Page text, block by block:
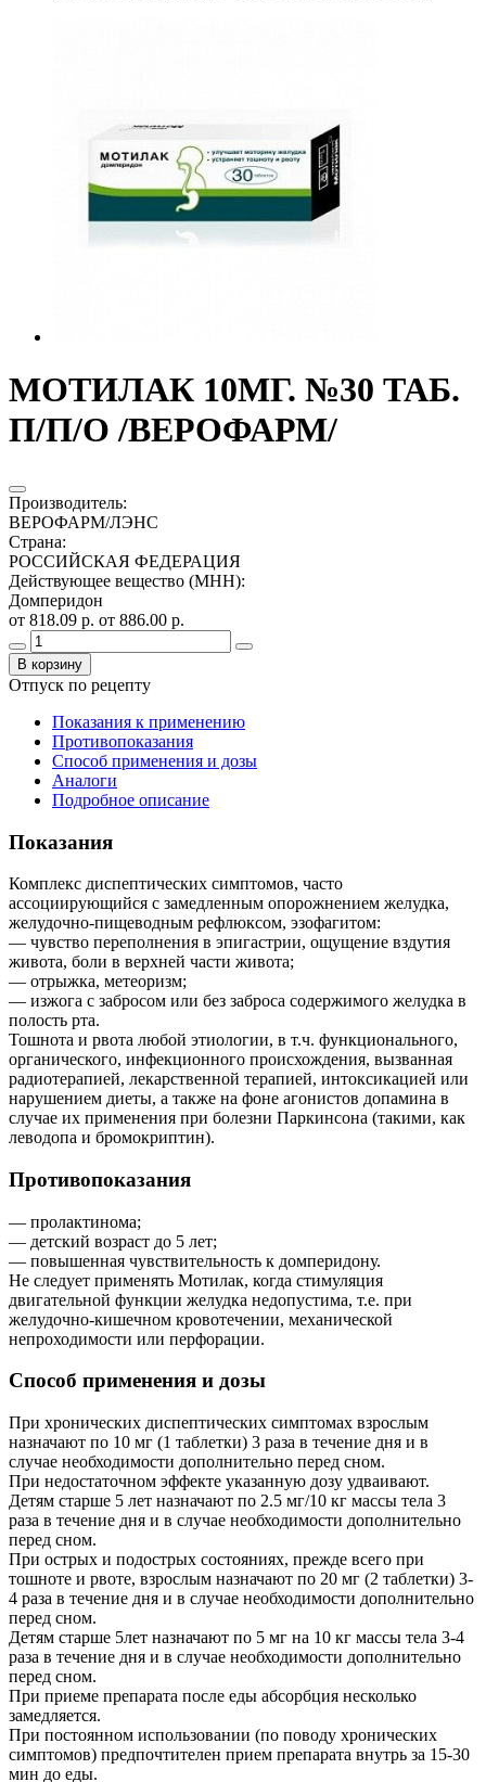
МОТИЛАК 10МГ. №30 ТАБ.
П/П/О /ВЕРОФАРМ/
Производитель:
ВЕРОФАРМ/ЛЭНС
Страна:
РОССИЙСКАЯ ФЕДЕРАЦИЯ
Действующее вещество (МНН):
Домперидон
от 818.09 р. от 886.00 р.
В корзину
Отпуск по рецепту
Показания к применению
Противопоказания
Способ применения и дозы
Аналоги
Подробное описание
Показания
Комплекс диспептических симптомов, часто
ассоциирующийся с замедленным опорожнением желудка,
желудочно-пищеводным рефлюксом, эзофагитом:
— чувство переполнения в эпигастрии, ощущение вздутия
живота, боли в верхней части живота;
— отрыжка, метеоризм;
— изжога с забросом или без заброса содержимого желудка в
полость рта.
Тошнота и рвота любой этиологии, в т.ч. функционального,
органического, инфекционного происхождения, вызванная
радиотерапией, лекарственной терапией, интоксикацией или
нарушением диеты, а также на фоне агонистов допамина в
случае их применения при болезни Паркинсона (такими, как
леводопа и бромокриптин).
Противопоказания
— пролактинома;
— детский возраст до 5 лет;
— повышенная чувствительность к домперидону.
Не следует применять Мотилак, когда стимуляция
двигательной функции желудка недопустима, т.е. при
желудочно-кишечном кровотечении, механической
непроходимости или перфорации.
Способ применения и дозы
При хронических диспептических симптомах взрослым
назначают по 10 мг (1 таблетки) 3 раза в течение дня и в
случае необходимости дополнительно перед сном.
При недостаточном эффекте указанную дозу удваивают.
Детям старше 5 лет назначают по 2.5 мг/10 кг массы тела 3
раза в течение дня и в случае необходимости дополнительно
перед сном.
При острых и подострых состояниях, прежде всего при
тошноте и рвоте, взрослым назначают по 20 мг (2 таблетки) 3-
4 раза в течение дня и в случае необходимости дополнительно
перед сном.
Детям старше 5лет назначают по 5 мг на 10 кг массы тела 3-4
раза в течение дня и в случае необходимости дополнительно
перед сном.
При приеме препарата после еды абсорбция несколько
замедляется.
При постоянном использовании (по поводу хронических
симптомов) предпочтителен прием препарата внутрь за 15-30
мин до еды.